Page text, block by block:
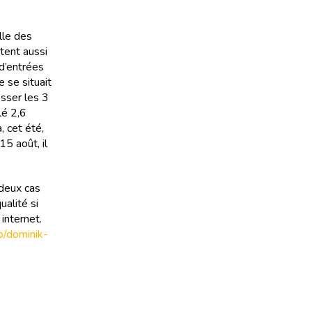
des
aussi
se situait
les 3
2,6
cet été,
août, il
cas
si
dominik-